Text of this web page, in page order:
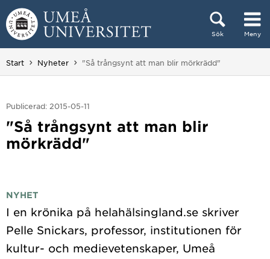
Hoppa direkt till innehållet
Sök Meny
Huvudmenyn dold.
Start Nyheter Du är här:
"Så trångsynt att man blir mörkrädd"
Publicerad: 2015-05-11
"Så trångsynt att man blir
mörkrädd"
NYHET
I en krönika på helahälsingland.se skriver
Pelle Snickars, professor, institutionen för
kultur- och medievetenskaper, Umeå